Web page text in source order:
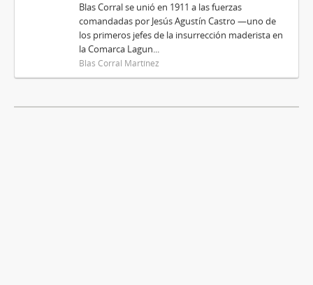
Blas Corral se unió en 1911 a las fuerzas
comandadas por Jesús Agustín Castro —uno de
los primeros jefes de la insurrección maderista en
la Comarca Lagun...
Blas Corral Martínez